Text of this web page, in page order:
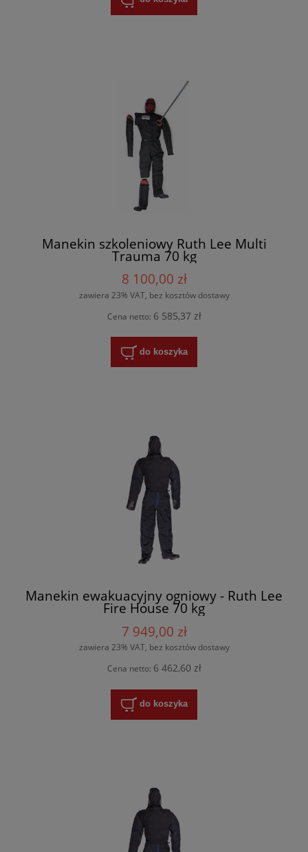
Manekin szkoleniowy Ruth Lee Multi
Trauma 70 kg
8 100,00 zł
zawiera 23% VAT, bez kosztów dostawy
Cena netto: 6 585,37 zł
do koszyka
Manekin ewakuacyjny ogniowy - Ruth Lee
Fire House 70 kg
7 949,00 zł
zawiera 23% VAT, bez kosztów dostawy
Cena netto: 6 462,60 zł
do koszyka